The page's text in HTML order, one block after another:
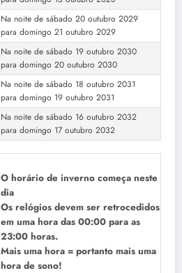
Na noite de sábado 20 outubro 2029
para domingo 21 outubro 2029
Na noite de sábado 19 outubro 2030
para domingo 20 outubro 2030
Na noite de sábado 18 outubro 2031
para domingo 19 outubro 2031
Na noite de sábado 16 outubro 2032
para domingo 17 outubro 2032
O horário de inverno começa neste
dia
Os relógios devem ser retrocedidos
em uma hora das 00:00 para as
23:00 horas.
Mais uma hora = portanto mais uma
hora de sono!